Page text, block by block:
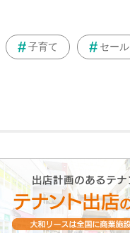
子育て セール